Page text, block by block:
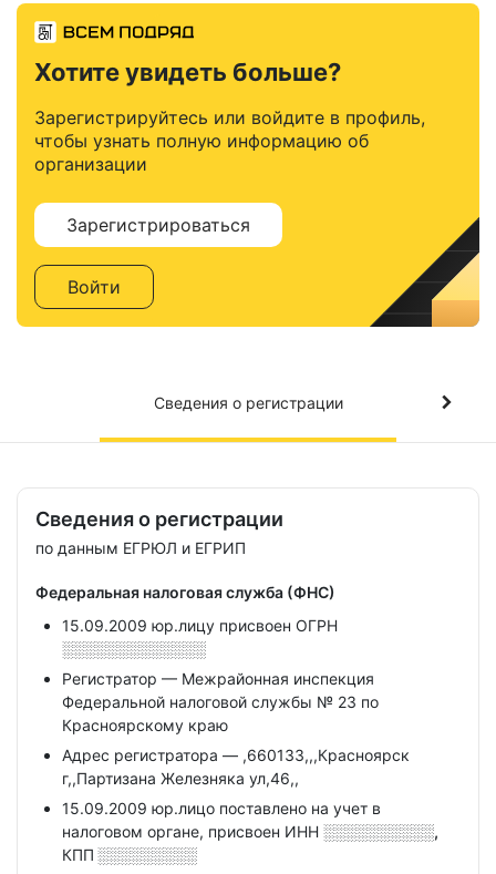
Хотите увидеть больше?
Зарегистрируйтесь или войдите в профиль,
чтобы узнать полную информацию об
организации
Зарегистрироваться
Войти
Сведения о регистрации
Сведения о регистрации
по данным ЕГРЮЛ и ЕГРИП
Федеральная налоговая служба (ФНС)
15.09.2009 юр.лицу присвоен ОГРН
░░░░░░░░░░░░░
Регистратор — Межрайонная инспекция
Федеральной налоговой службы № 23 по
Красноярскому краю
Адрес регистратора — ,660133,,,Красноярск
г,,Партизана Железняка ул,46,,
15.09.2009 юр.лицо поставлено на учет в
налоговом органе, присвоен ИНН ░░░░░░░░░░,
КПП ░░░░░░░░░